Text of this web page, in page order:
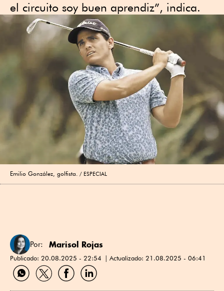
el circuito soy buen aprendiz”, indica.
Emilio González, golfista. ESPECIAL
Por: Marisol Rojas
Publicado: 20.08.2025 - 22:54 Actualizado: 21.08.2025 - 06:41
Compartir
por
Compartir
por
Compartir
por
Compartir
por